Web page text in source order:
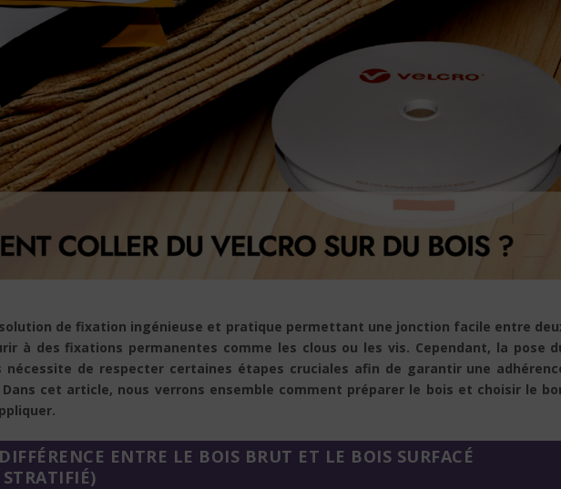
solution de fixation ingénieuse et pratique permettant une jonction facile entre
à des fixations permanentes comme les clous ou les vis. Cependant, la pose
nécessite de respecter certaines étapes cruciales afin de garantir une
cet article, nous verrons ensemble comment préparer le bois et choisir le
ENTRE LE BOIS BRUT ET LE BOIS SURFACÉ